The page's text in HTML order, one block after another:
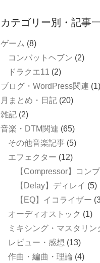
カテゴリー別・記事
ゲーム (8)
コンバットヘブン (2)
ドラクエ11 (2)
ブログ・WordPress関連 (1)
月まとめ・日記 (20)
雑記 (2)
音楽・DTM関連 (65)
その他音楽記事 (5)
エフェクター (12)
【Compressor】コン
【Delay】ディレイ (5)
【EQ】イコライザー
オーディオストック (1)
ミキシング・マスタリン
レビュー・感想 (13)
作曲・編曲・理論 (4)